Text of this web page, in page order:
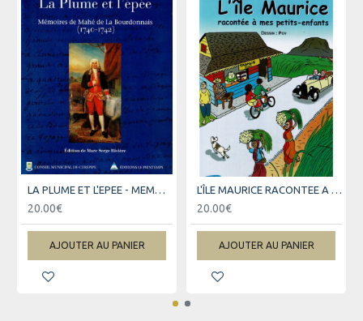
LA PLUME ET L'EPEE - MEMOIRES DE MAHE DE LA BOURDONNAIS (1740-1742)
20.00€
AJOUTER AU PANIER
L'ÎLE MAURICE RACONTEE A MES PETITS-ENFANTS
20.00€
AJOUTER AU PANIER